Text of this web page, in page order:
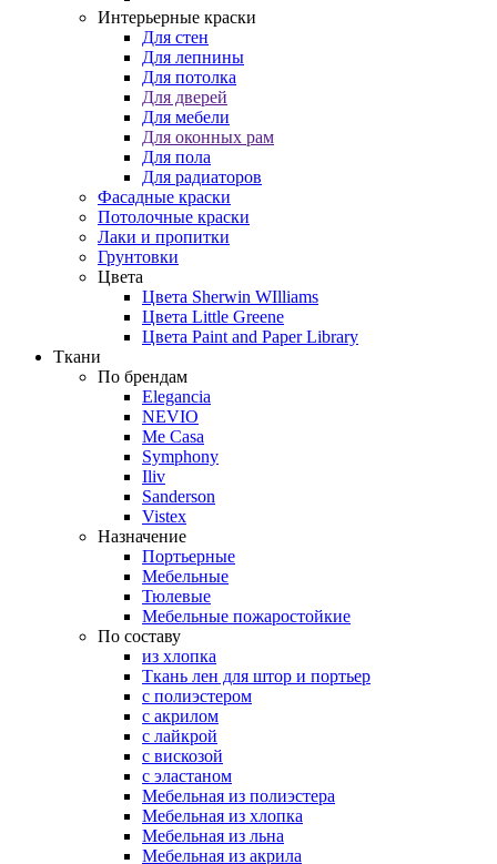
Интерьерные краски
Для стен
Для лепнины
Для потолка
Для дверей
Для мебели
Для оконных рам
Для пола
Для радиаторов
Фасадные краски
Потолочные краски
Лаки и пропитки
Грунтовки
Цвета
Цвета Sherwin WIlliams
Цвета Little Greene
Цвета Paint and Paper Library
Ткани
По брендам
Elegancia
NEVIO
Me Casa
Symphony
Iliv
Sanderson
Vistex
Назначение
Портьерные
Мебельные
Тюлевые
Мебельные пожаростойкие
По составу
из хлопка
Ткань лен для штор и портьер
с полиэстером
с акрилом
с лайкрой
с вискозой
с эластаном
Мебельная из полиэстера
Мебельная из хлопка
Мебельная из льна
Мебельная из акрила